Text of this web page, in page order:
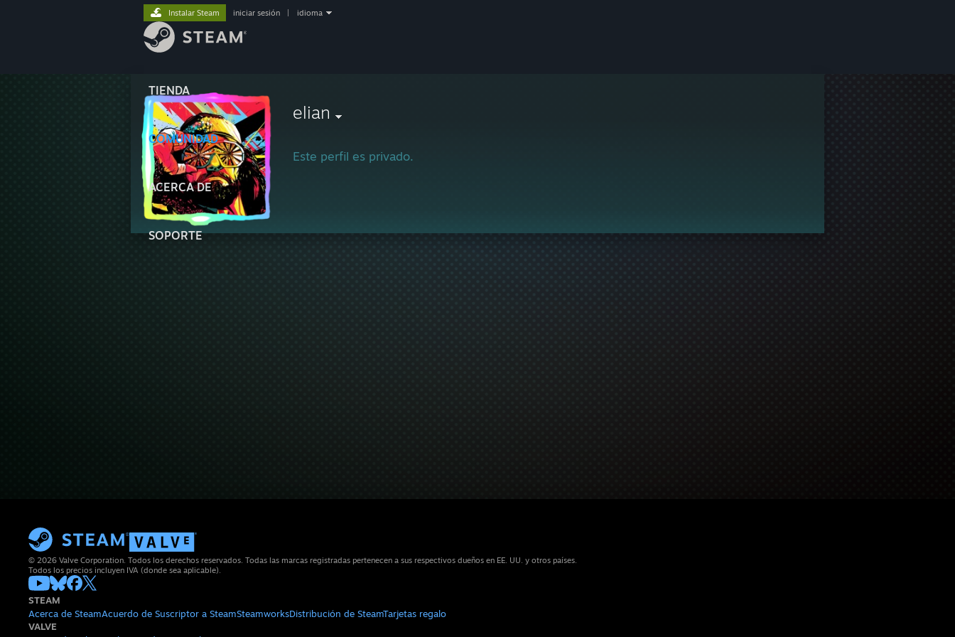
TIENDA
COMUNIDAD
ACERCA DE
SOPORTE
Instalar Steam iniciar sesión idioma
elian
Este perfil es privado.
© 2026 Valve Corporation. Todos los derechos reservados. Todas las marcas registradas pertenecen a sus respectivos dueños en EE. UU. y otros países.
Todos los precios incluyen IVA (donde sea aplicable).
STEAM
Acerca de SteamAcuerdo de Suscriptor a SteamSteamworksDistribución de SteamTarjetas regalo
VALVE